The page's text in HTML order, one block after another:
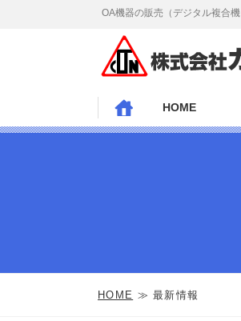
OA機器の販売（デジタル複合
HOME
HOME ≫ 最新情報